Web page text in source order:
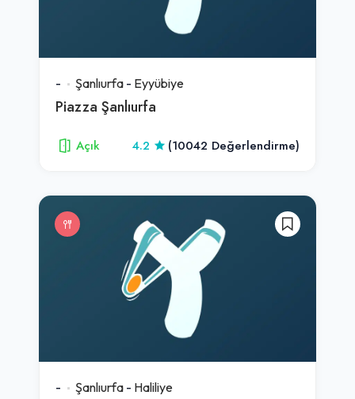
- Şanlıurfa - Eyyübiye
Piazza Şanlıurfa
Açık 4.2 (10042 Değerlendirme)
- Şanlıurfa - Haliliye